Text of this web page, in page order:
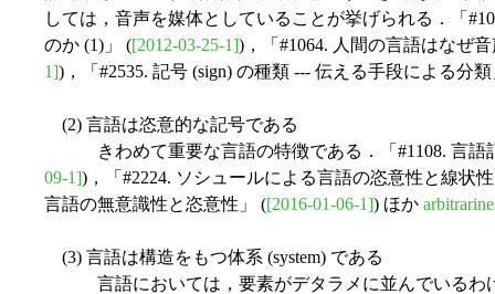
しては，音声を媒体としていることが挙げられる．「
のか (1)」 ([2012-03-25-1])，「#1064. 人間の言語はなぜ
1])，「#2535. 記号 (sign) の種類 --- 伝える手段による分
(2) 言語は恣意的な記号である
きわめて重要な言語の特徴である．「#1108. 言語
09-1])，「#2224. ソシュールによる言語の恣意性と線状
言語の無意識性と恣意性」 ([2016-01-06-1]) ほか
(3) 言語は構造をもつ体系 (system) である
言語においては，要素がデタラメに並んでいるわ